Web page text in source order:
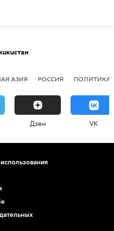
АЗИЯ РОССИЯ ПОЛИТИКА
Дзен VK